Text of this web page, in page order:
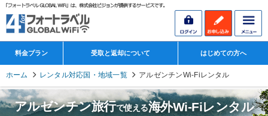
料金プラン 受取と返却について はじめての方へ
ホーム レンタル対応国・地域一覧 アルゼンチンWi-Fiレンタル
アルゼンチン旅行で使える海外Wi-Fiレンタル